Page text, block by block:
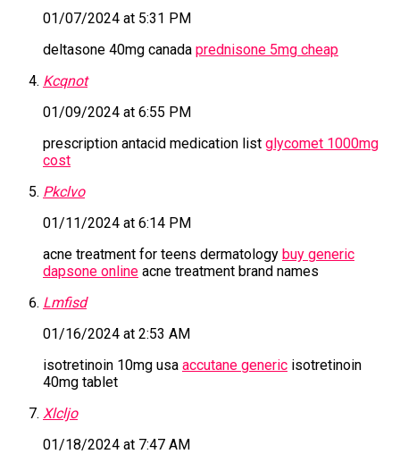
01/07/2024 at 5:31 PM
deltasone 40mg canada prednisone 5mg cheap
Kcqnot
01/09/2024 at 6:55 PM
prescription antacid medication list glycomet 1000mg
cost
Pkclvo
01/11/2024 at 6:14 PM
acne treatment for teens dermatology buy generic
dapsone online acne treatment brand names
Lmfisd
01/16/2024 at 2:53 AM
isotretinoin 10mg usa accutane generic isotretinoin
40mg tablet
Xlcljo
01/18/2024 at 7:47 AM